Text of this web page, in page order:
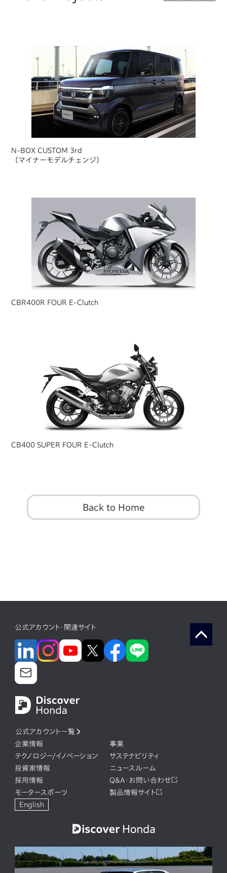
N-BOX CUSTOM 3rd
（マイナーモデルチェンジ）
CBR400R FOUR E-Clutch
CB400 SUPER FOUR E-Clutch
Back to Home
公式アカウント・関連サイト
公式アカウント一覧
企業情報
事業
テクノロジー/イノベーション
サステナビリティ
投資家情報
ニュースルーム
採用情報
Q&A・お問い合わせ
モータースポーツ
製品情報サイト
English